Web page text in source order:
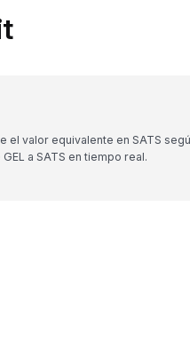
el valor equivalente en SATS
a SATS en tiempo real.